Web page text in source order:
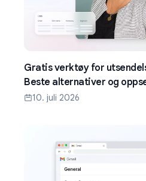
Gratis verktøy for
Beste alternativer og
10. juli 2026